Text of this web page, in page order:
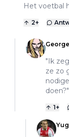
Het voetbal
2+
"Ik
ze zo
doen?"
1+